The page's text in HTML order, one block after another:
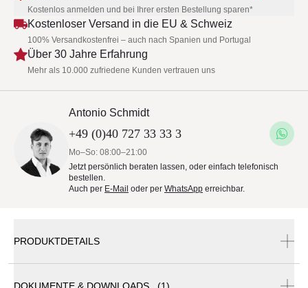
Kostenlos anmelden und bei Ihrer ersten Bestellung sparen*
Kostenloser Versand in die EU & Schweiz
100% Versandkostenfrei – auch nach Spanien und Portugal
Über 30 Jahre Erfahrung
Mehr als 10.000 zufriedene Kunden vertrauen uns
Antonio Schmidt
+49 (0)40 727 33 33 3
Mo–So: 08:00–21:00
Jetzt persönlich beraten lassen, oder einfach telefonisch
bestellen.
Auch per E-Mail oder per WhatsApp erreichbar.
PRODUKTDETAILS
DOKUMENTE & DOWNLOADS (1)